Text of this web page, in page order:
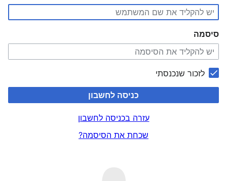
סיסמה
לזכור שנכנסתי
כניסה לחשבון
עזרה בכניסה לחשבון
שכחת את הסיסמה?